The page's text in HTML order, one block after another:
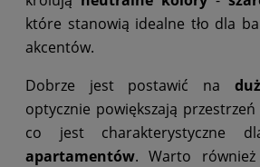
które stanowią idealne tło dla
akcentów.
Dobrze jest postawić na
optycznie powiększają
co jest charakterystyczne
apartamentów. Warto również